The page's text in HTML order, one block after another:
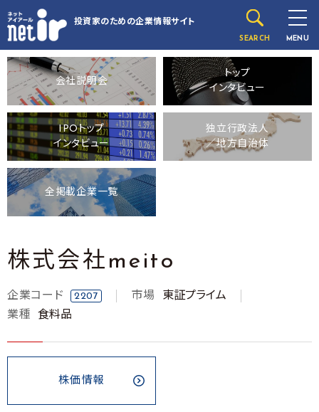
投資家のための企業情報サイト
SEARCH MENU
会社説明会
トップ
インタビュー
IPOトップ
インタビュー
独立行政法人
／地方自治体
全掲載企業一覧
株式会社meito
企業コード 2207 市場
東証プライム
業種
食料品
株価情報